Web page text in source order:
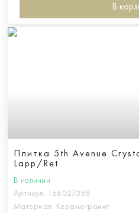
В
Плитка 5th Avenue
Lapp/Ret
В наличии
Артикул: 166027388
Материал: Керамогранит